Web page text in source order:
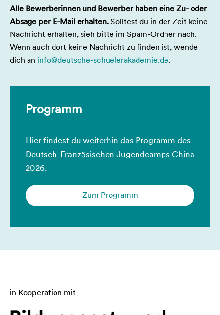
Alle Bewerberinnen und Bewerber haben eine Zu- oder
Absage per E-Mail erhalten. Solltest du in der Zeit keine
Nachricht erhalten, sieh bitte im Spam-Ordner nach.
Wenn auch dort keine Nachricht zu finden ist, wende
dich an info@deutsche-schuelerakademie.de.
Programm
Hier findest du weiterhin das Programm des
Deutsch-Französischen Jugendcamps China
2026.
Zum Programm
in Kooperation mit